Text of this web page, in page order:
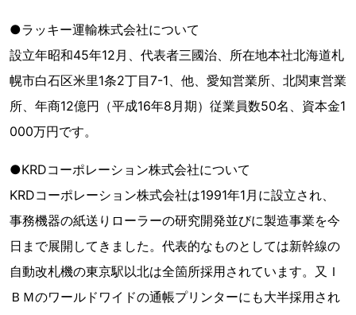
●ラッキー運輸株式会社について
設立年昭和45年12月、代表者三國治、所在地本社北海道札
幌市白石区米里1条2丁目7-1、他、愛知営業所、北関東営業
所、年商12億円（平成16年8月期）従業員数50名、資本金1
000万円です。
●KRDコーポレーション株式会社について
KRDコーポレーション株式会社は1991年1月に設立され、
事務機器の紙送りローラーの研究開発並びに製造事業を今
日まで展開してきました。代表的なものとしては新幹線の
自動改札機の東京駅以北は全箇所採用されています。又Ｉ
ＢＭのワールドワイドの通帳プリンターにも大半採用され